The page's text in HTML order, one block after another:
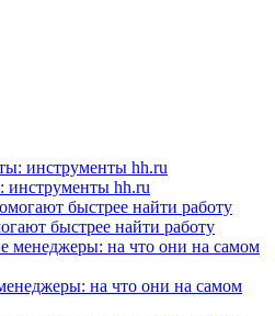
инструменты hh.ru
быстрее найти работу
на что они на самом